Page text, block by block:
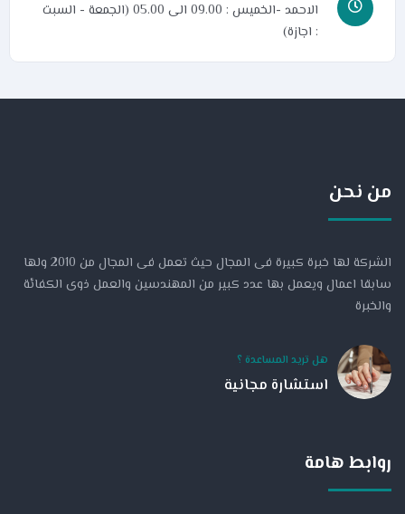
الاحمد -الخميس : 09.00 الى 05.00 (الجمعة - السبت
: اجازة)
من نحن
الشركة لها خبرة كبيرة فى المجال حيث تعمل فى المجال من 2010 ولها
سابقا اعمال ويعمل بها عدد كبير من المهندسين والعمل ذوى الكفائة
والخبرة
هل تريد المساعدة ؟
استشارة مجانية
روابط هامة